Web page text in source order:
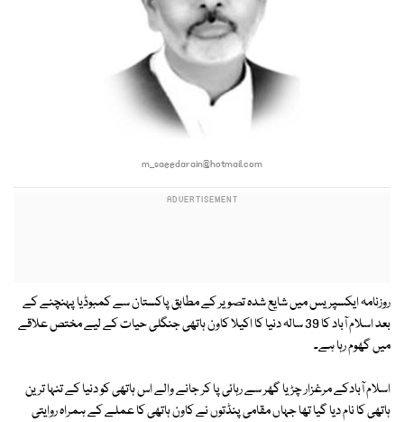
m_saeedarain@hotmail.com
روزنامہ ایکسپریس میں شایع شدہ تصویر کے مطابق پاکستان سے کمبوڈیا پہنچنے کے
بعد اسلام آباد کا 39 سالہ دنیا کا اکیلا کاون ہاتھی جنگلی حیات کے لیے مختص علاقے
میں گھوم رہا ہے۔
اسلام آبادکے مرغزار چڑیا گھر سے رہائی پا کر جانے والے اس ہاتھی کو دنیا کے تنہا ترین
ہاتھی کا نام دیا گیا تھا جہاں مقامی پنڈتوں نے کاون ہاتھی کا عملے کے ہمراہ روایتی